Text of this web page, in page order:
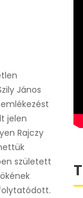
János
jelen
Rajczy
született